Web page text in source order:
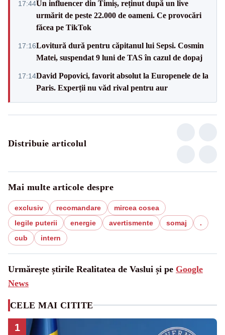
17:44Un influencer din Timiș, reținut după un live
urmărit de peste 22.000 de oameni. Ce provocări
făcea pe TikTok
17:16Lovitură dură pentru căpitanul lui Sepsi. Cosmin
Matei, suspendat 9 luni de TAS în cazul de dopaj
17:14David Popovici, favorit absolut la Europenele de la
Paris. Experții nu văd rival pentru aur
Distribuie articolul
Mai multe articole despre
exclusiv recomandare
mircea cosea
legile puterii
energie avertismente somaj
.
cub
intern
Urmărește știrile Realitatea de Vaslui și pe Google
News
CELE MAI CITITE
1